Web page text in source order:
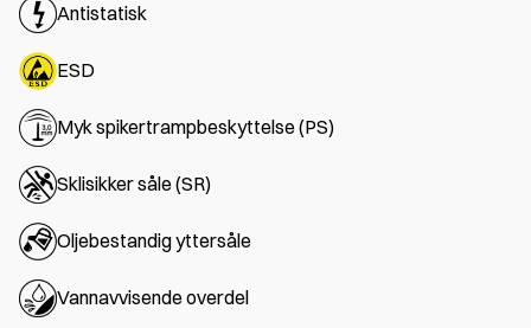
Antistatisk
ESD
Myk spikertrampbeskyttelse (PS)
Sklisikker såle (SR)
Oljebestandig yttersåle
Vannavvisende overdel